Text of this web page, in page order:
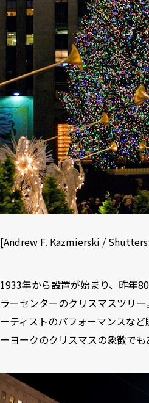
[Andrew F. Kazmierski /
1933年から設置が始まり、昨年
ラーセンターのクリスマスツリ
ーティストのパフォーマンスな
ーヨークのクリスマスの象徴でも